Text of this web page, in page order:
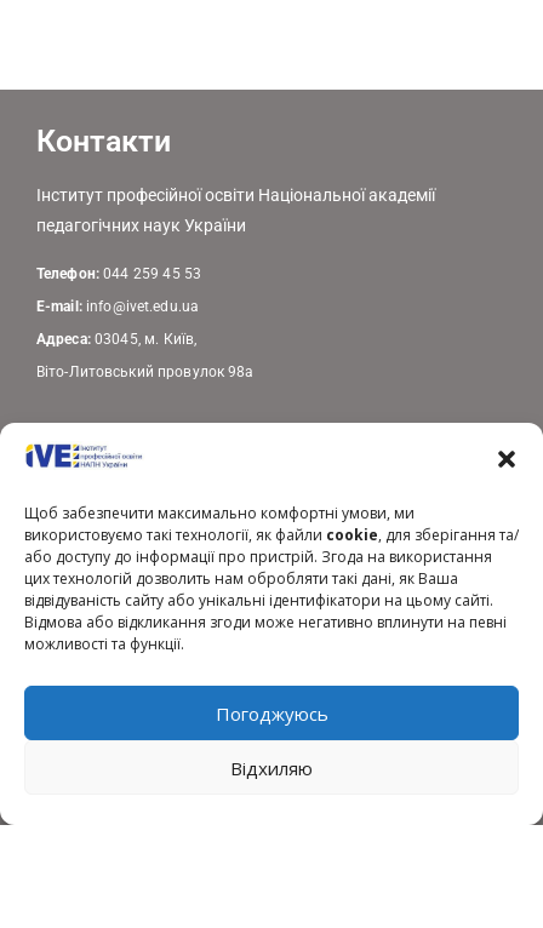
Щоб забезпечити максимально комфортні умови, ми
використовуємо такі технології, як файли cookie, для зберігання та/
або доступу до інформації про пристрій. Згода на використання
цих технологій дозволить нам обробляти такі дані, як Ваша
відвідуваність сайту або унікальні ідентифікатори на цьому сайті.
Відмова або відкликання згоди може негативно вплинути на певні
можливості та функції.
Погоджуюсь
Відхиляю
Контакти
Інститут професійної освіти Національної академії
педагогічних наук України
Телефон:044 259 45 53
E-mail: info@ivet.edu.ua
Адреса:03045, м. Київ,
Віто-Литовський провулок 98а
Click to accept marketing cookies and